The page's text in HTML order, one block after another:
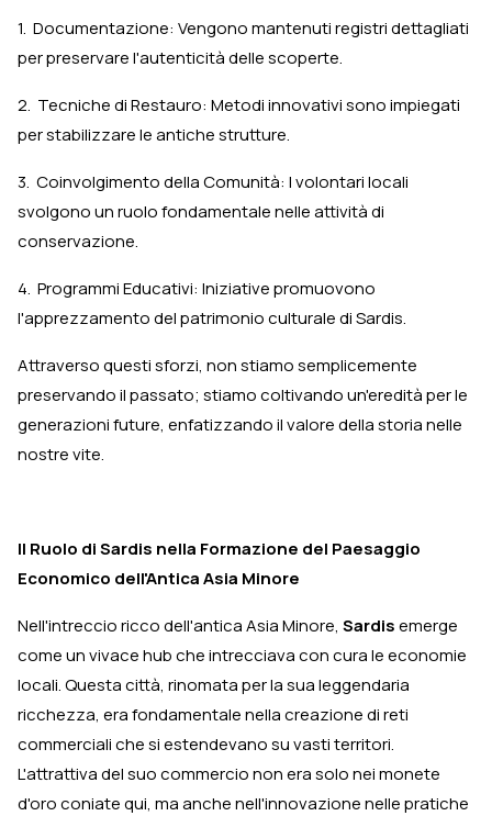
1. Documentazione: Vengono mantenuti registri dettagliati
per preservare l'autenticità delle scoperte.
2. Tecniche di Restauro: Metodi innovativi sono impiegati
per stabilizzare le antiche strutture.
3. Coinvolgimento della Comunità: I volontari locali
svolgono un ruolo fondamentale nelle attività di
conservazione.
4. Programmi Educativi: Iniziative promuovono
l'apprezzamento del patrimonio culturale di Sardis.
Attraverso questi sforzi, non stiamo semplicemente
preservando il passato; stiamo coltivando un'eredità per le
generazioni future, enfatizzando il valore della storia nelle
nostre vite.
Il Ruolo di Sardis nella Formazione del Paesaggio
Economico dell'Antica Asia Minore
Nell'intreccio ricco dell'antica Asia Minore, Sardisemerge
come un vivace hub che intrecciava con cura le economie
locali. Questa città, rinomata per la sua leggendaria
ricchezza, era fondamentale nella creazione di reti
commerciali che si estendevano su vasti territori.
L'attrattiva del suo commercio non era solo nei monete
d'oro coniate qui, ma anche nell'innovazione nelle pratiche